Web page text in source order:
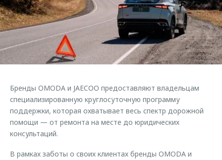
Страхование
Кредитный калькулятор
Аксессуары
Одежда и сувениры
Запчасти
Трейд-ин
Калькулятор трейд-ин
Руководства по эксплуатации
Клиентская поддержка
O&J Автоклуб
Клуб владельцев OMODA
Аксессуары
Одежда и сувениры
Оригинальные аксессуары
Обратная связь
Бренды OMODA и JAECOO предоставляют владельцам
специализированную круглосуточную программу
поддержки, которая охватывает весь спектр дорожной
помощи — от ремонта на месте до юридических
консультаций.
В рамках заботы о своих клиентах бренды OMODA и